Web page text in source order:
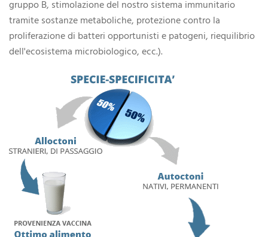
gruppo B, stimolazione del nostro sistema immunitario
tramite sostanze metaboliche, protezione contro la
proliferazione di batteri opportunisti e patogeni, riequilibrio
dell'ecosistema microbiologico, ecc.).